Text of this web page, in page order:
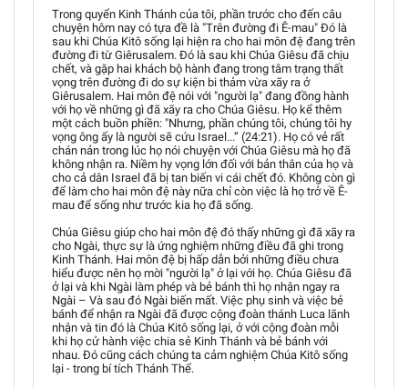
Trong quyển Kinh Thánh của tôi, phần trước cho đến câu
chuyện hôm nay có tựa đề là "Trên đường đi Ê-mau" Đó là
sau khi Chúa Kitô sống lại hiện ra cho hai môn đệ đang trên
đường đi từ Giêrusalem. Đó là sau khi Chúa Giêsu đã chịu
chết, và gặp hai khách bộ hành đang trong tâm trạng thất
vọng trên đường đi do sự kiện bi thảm vừa xãy ra ở
Giêrusalem. Hai môn đệ nói với "người lạ" đang đồng hành
với họ về những gì đã xãy ra cho Chúa Giêsu. Họ kể thêm
một cách buồn phiền: "Nhưng, phần chúng tôi, chúng tôi hy
vọng ông ấy là người sẽ cứu Israel...” (24:21). Họ có vẻ rất
chán nản trong lúc họ nói chuyện với Chúa Giêsu mà họ đã
không nhận ra. Niềm hy vọng lớn đối với bản thân của họ và
cho cả dân Israel đã bị tan biến vi cái chết đó. Không còn gì
để làm cho hai môn đệ này nữa chỉ còn việc là họ trở về Ê-
mau để sống như trước kia họ đã sống.
Chúa Giêsu giúp cho hai môn đệ đó thấy những gì đã xãy ra
cho Ngài, thực sự là ứng nghiệm những điều đã ghi trong
Kinh Thánh. Hai môn đệ bị hấp dẫn bởi những điều chưa
hiểu được nên họ mời "người lạ" ở lại với họ. Chúa Giêsu đã
ở lại và khi Ngài làm phép và bẻ bánh thì họ nhận ngay ra
Ngài – Và sau đó Ngài biến mất. Việc phụ sinh và việc bẻ
bánh để nhận ra Ngài đã được cộng đoàn thánh Luca lãnh
nhận và tin đó là Chúa Kitô sống lại, ở với cộng đoàn mỗi
khi họ cử hành việc chia sẻ Kinh Thánh và bẻ bánh với
nhau. Đó cũng cách chúng ta cảm nghiệm Chúa Kitô sống
lại - trong bí tích Thánh Thể.